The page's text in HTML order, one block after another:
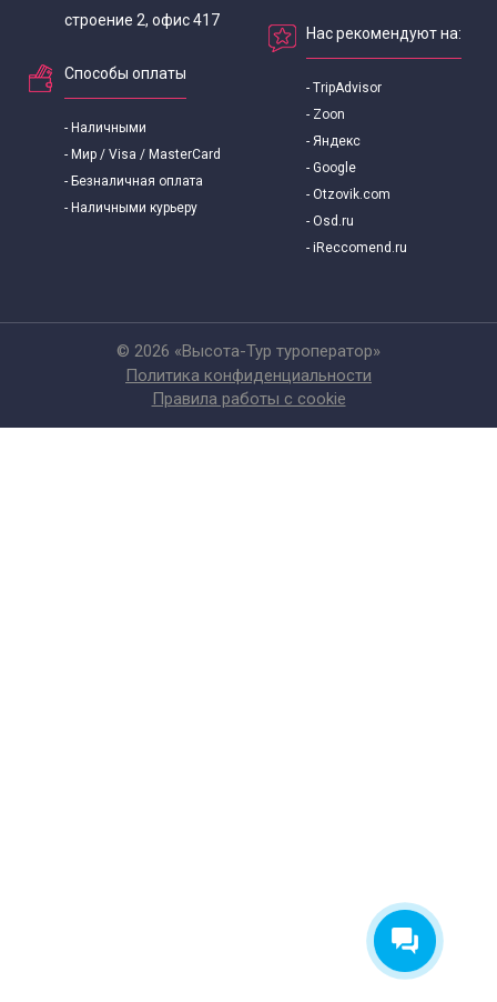
строение 2, офис 417
Способы оплаты
- Наличными
- Мир / Visa / MasterCard
- Безналичная оплата
- Наличными курьеру
Нас рекомендуют на:
- TripAdvisor
- Zoon
- Яндекс
- Google
- Otzovik.com
- Osd.ru
- iReccomend.ru
© 2026 «Высота-Тур туроператор»
Политика конфиденциальности
Правила работы с cookie